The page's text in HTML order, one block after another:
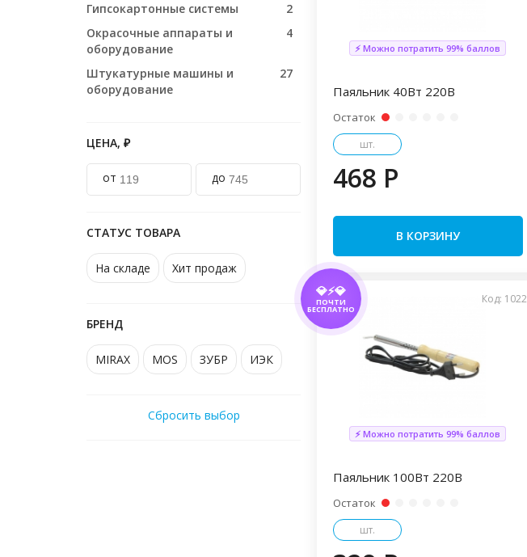
Гипсокартонные системы
2
Окрасочные аппараты и
оборудование
4
Штукатурные машины и
оборудование
27
ЦЕНА, ₽
от до
СТАТУС ТОВАРА
На складе Хит продаж
БРЕНД
MIRAX MOS ЗУБР ИЭК
Сбросить выбор
⚡ Можно потратить 99% баллов
Паяльник 40Вт 220В
Остаток
шт.
468 P
В КОРЗИНУ
💎⚡💎
ПОЧТИ
БЕСПЛАТНО
Код: 1022
⚡ Можно потратить 99% баллов
Паяльник 100Вт 220В
Остаток
шт.